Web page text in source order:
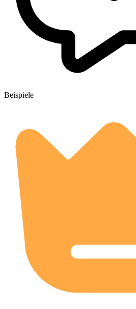
Beispiele